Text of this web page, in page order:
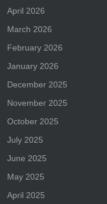
April 2026
March 2026
February 2026
January 2026
December 2025
November 2025
October 2025
July 2025
June 2025
May 2025
April 2025